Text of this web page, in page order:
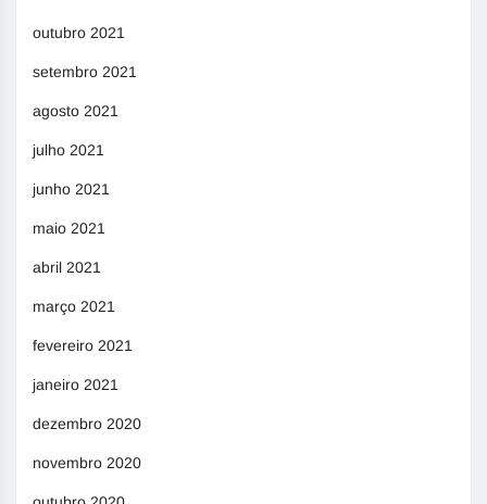
outubro 2021
setembro 2021
agosto 2021
julho 2021
junho 2021
maio 2021
abril 2021
março 2021
fevereiro 2021
janeiro 2021
dezembro 2020
novembro 2020